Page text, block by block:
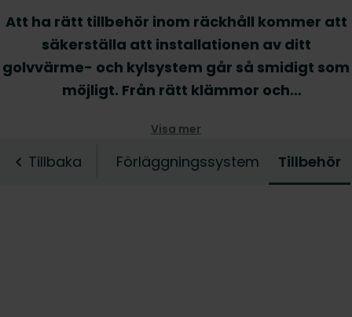
Att ha rätt tillbehör inom räckhåll kommer att
säkerställa att installationen av ditt
golvvärme- och kylsystem går så smidigt som
möjligt. Från rätt klämmor och
du matchande tillbehör för alla våra
golvvärme- och kylsystem här. Välj de
praktiska nödvändigheterna som uppfyller
Visa mer
Tillbaka Förläggningssystem Tillbehör